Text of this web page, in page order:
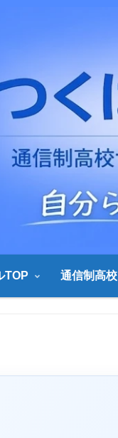
TOP 通信制高校